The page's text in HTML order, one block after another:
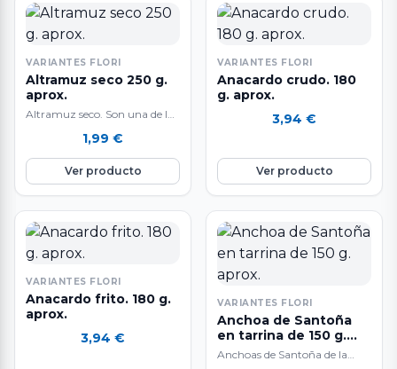
VARIANTES FLORI
Altramuz seco 250 g.
aprox.
Altramuz seco. Son una de las
aporta. Y es de destacar…
1,99 €
Ver producto
VARIANTES FLORI
Anacardo crudo. 180
g. aprox.
3,94 €
Ver producto
VARIANTES FLORI
Anacardo frito. 180 g.
aprox.
3,94 €
VARIANTES FLORI
Anchoa de Santoña
en tarrina de 150 g.
aprox.
Anchoas de Santoña de la